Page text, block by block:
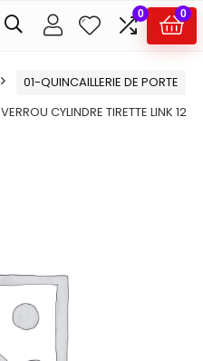
0 0
01-QUINCAILLERIE DE PORTE
VERROU CYLINDRE TIRETTE LINK 12